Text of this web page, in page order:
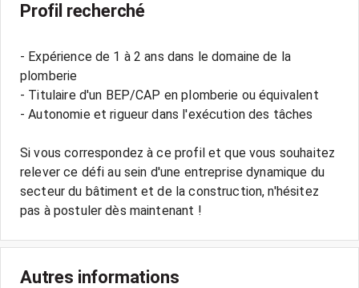
Profil recherché
- Expérience de 1 à 2 ans dans le domaine de la
plomberie
- Titulaire d'un BEP/CAP en plomberie ou équivalent
- Autonomie et rigueur dans l'exécution des tâches
Si vous correspondez à ce profil et que vous souhaitez
relever ce défi au sein d'une entreprise dynamique du
secteur du bâtiment et de la construction, n'hésitez
Autres informations